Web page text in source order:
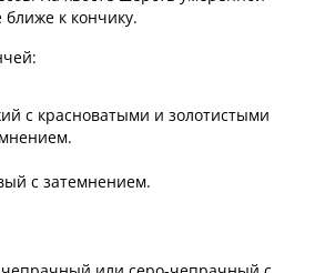
к кончику.
с красноватыми и золотистыми
с затемнением.